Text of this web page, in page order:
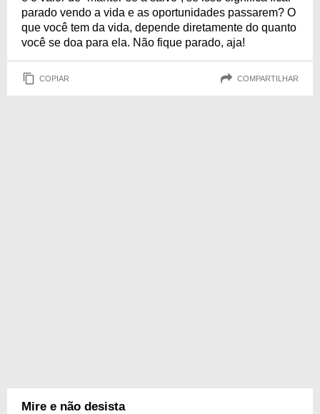
parado vendo a vida e as oportunidades passarem? O
que você tem da vida, depende diretamente do quanto
você se doa para ela. Não fique parado, aja!
COPIAR COMPARTILHAR
Mire e não desista